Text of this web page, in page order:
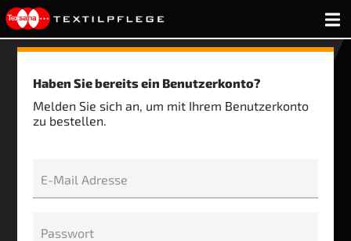
Haben Sie bereits ein Benutzerkonto?
Melden Sie sich an, um mit Ihrem Benutzerkonto
zu bestellen.
E-Mail Adresse
Passwort